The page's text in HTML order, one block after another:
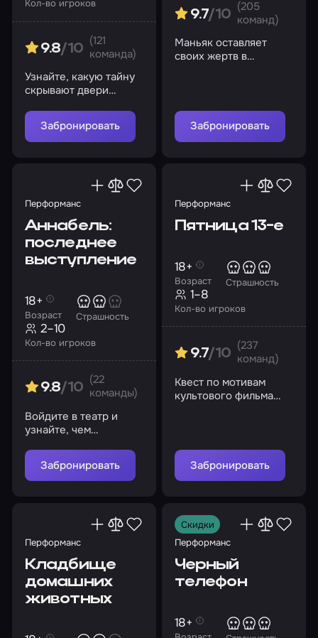
Кол-во игроков
9.8/10
(121
команда)
Узнайте, какую тайну
скрывают двери
Забронировать
9.7/10
(205
команд)
Маньяк оставляет
своих жертв в
Забронировать
Перформанс
Аннабель:
последнее
выступление
Возраст
18+
Страшность
Кол-во игроков
2–10
9.8/10
(22
команды)
Войдите в театр и
узнайте, чем
представление
Забронировать
Перформанс
Пятница 13-е
Возраст
18+
Страшность
Кол-во игроков
1–8
9.7/10
(237
команд)
Квест по мотивам
культового фильма
Забронировать
Перформанс
Кладбище
домашних
животных
Скидки
Перформанс
Черный
телефон
18+